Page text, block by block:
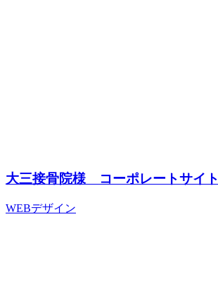
大三接骨院様 コーポレートサイト
WEBデザイン